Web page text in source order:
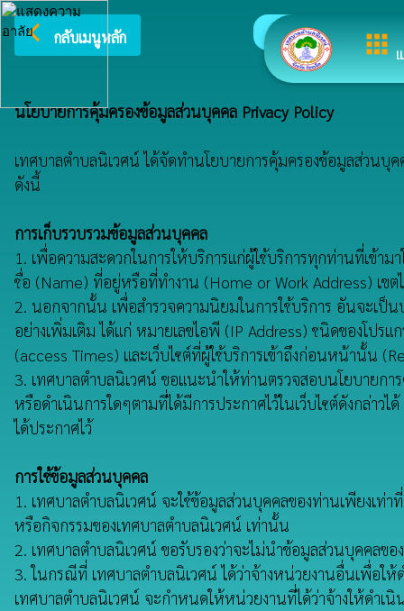
apps
arrow_back_ios กลับเมนูหลัก ยินดีต้อนรับสู่เว็
นโยบายการคุ้มครองข้อมูลส่วนบุคคล Privacy Policy
เทศบาลตำบลนิเวศน์ ได้จัดทำนโยบายการคุ้มครองข้อมูลส่วน
ดังนี้
การเก็บรวบรวมข้อมูลส่วนบุคคล
1. เพื่อความสะดวกในการให้บริการแก่ผู้ใช้บริการทุกท่านที่เข้าม
ชื่อ (Name) ที่อยู่หรือที่ทำงาน (Home or Work Address) เ
2. นอกจากนั้น เพื่อสำรวจความนิยมในการใช้บริการ อันจะเป็
อย่างเพิ่มเติม ได้แก่ หมายเลขไอพี (IP Address) ชนิดของโปร
(access Times) และเว็บไซต์ที่ผู้ใช้บริการเข้าถึงก่อนหน้านั้น
3. เทศบาลตำบลนิเวศน์ ขอแนะนำให้ท่านตรวจสอบนโยบายการ
หรือดำเนินการใดๆตามที่ได้มีการประกาศไว้ในเว็บไซต์ดังกล่า
ได้ประกาศไว้
การใช้ข้อมูลส่วนบุคคล
1. เทศบาลตำบลนิเวศน์ จะใช้ข้อมูลส่วนบุคคลของท่านเพียงเท่
หรือกิจกรรมของเทศบาลตำบลนิเวศน์ เท่านั้น
2. เทศบาลตำบลนิเวศน์ ขอรับรองว่าจะไม่นำข้อมูลส่วนบุคคลข
3. ในกรณีที่ เทศบาลตำบลนิเวศน์ ได้ว่าจ้างหน่วยงานอื่นเพื่อใ
เทศบาลตำบลนิเวศน์ จะกำหนดให้หน่วยงานที่ได้ว่าจ้างให้ดำ